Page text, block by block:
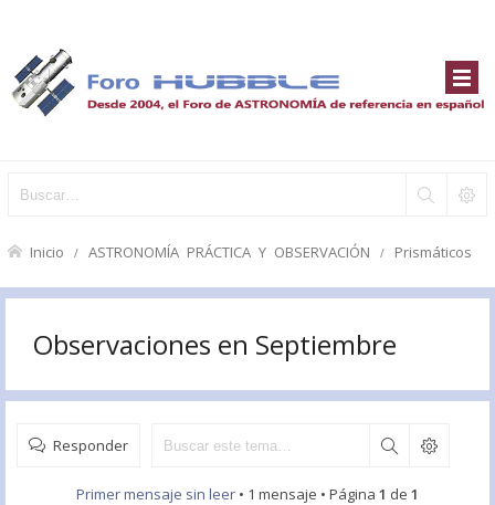
Inicio ASTRONOMÍA PRÁCTICA Y OBSERVACIÓN Prismáticos
Observaciones en Septiembre
Responder
Primer mensaje sin leer • 1 mensaje • Página 1 de 1